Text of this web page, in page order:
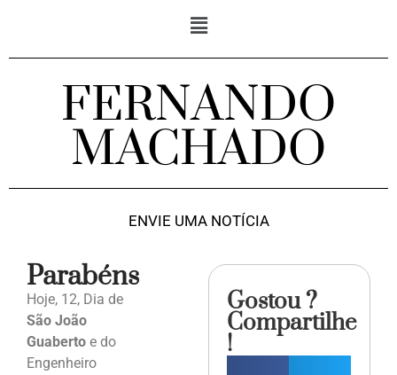
FERNANDO
MACHADO
ENVIE UMA NOTÍCIA
Parabéns
Hoje, 12, Dia de
São João
Guaberto e do
Engenheiro
Gostou ?
Compartilhe
!